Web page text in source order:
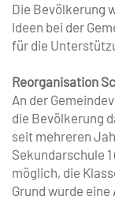
Die Bevölkerung
Ideen bei der
für die
Reorganisation
An der
die Bevölkerung
seit mehreren
Sekundarschule
möglich, die
Grund wurde